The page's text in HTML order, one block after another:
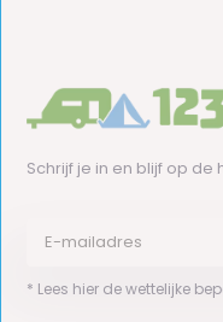
Schrijf je in en blijf op
* Lees hier de wettelijke